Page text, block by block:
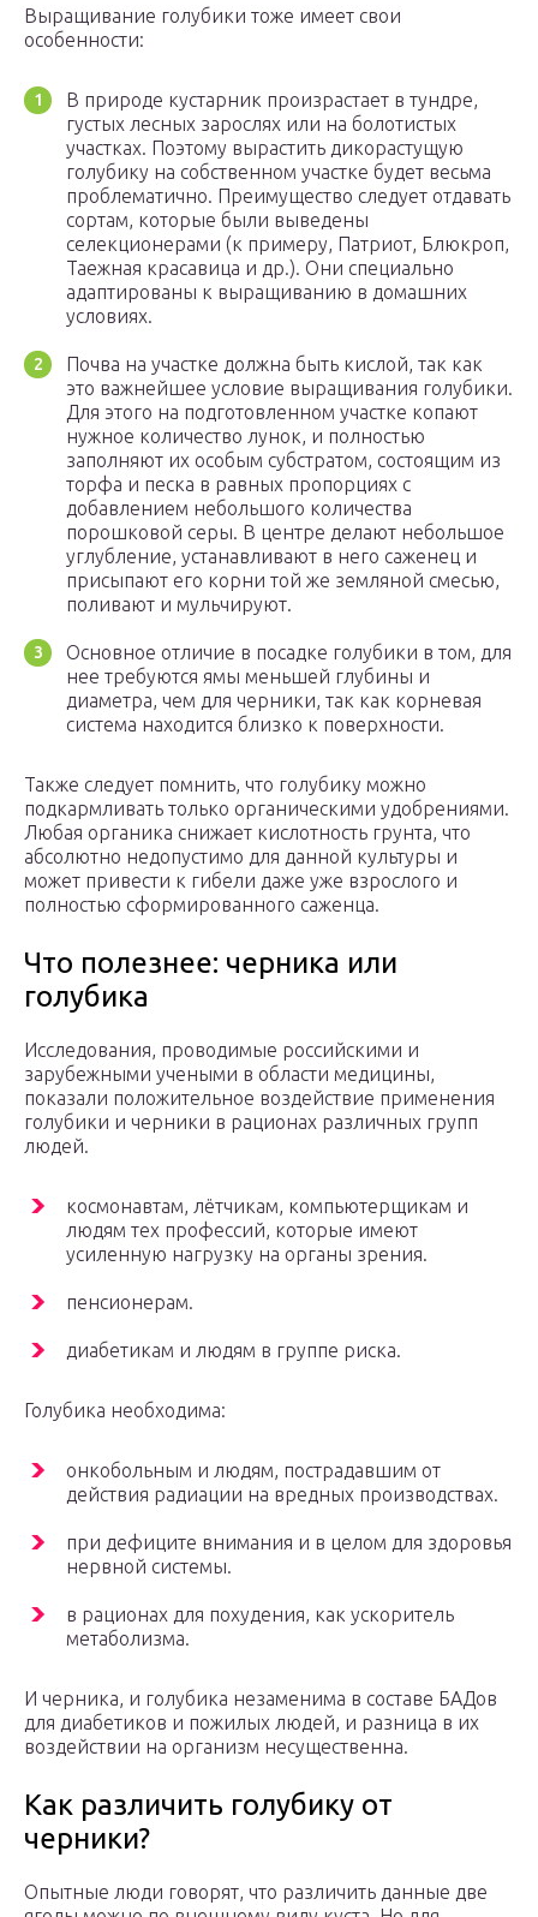
Выращивание голубики тоже имеет свои
особенности:
В природе кустарник произрастает в тундре,
густых лесных зарослях или на болотистых
участках. Поэтому вырастить дикорастущую
голубику на собственном участке будет весьма
проблематично. Преимущество следует отдавать
сортам, которые были выведены
селекционерами (к примеру, Патриот, Блюкроп,
Таежная красавица и др.). Они специально
адаптированы к выращиванию в домашних
условиях.
Почва на участке должна быть кислой, так как
это важнейшее условие выращивания голубики.
Для этого на подготовленном участке копают
нужное количество лунок, и полностью
заполняют их особым субстратом, состоящим из
торфа и песка в равных пропорциях с
добавлением небольшого количества
порошковой серы. В центре делают небольшое
углубление, устанавливают в него саженец и
присыпают его корни той же земляной смесью,
поливают и мульчируют.
Основное отличие в посадке голубики в том, для
нее требуются ямы меньшей глубины и
диаметра, чем для черники, так как корневая
система находится близко к поверхности.
Также следует помнить, что голубику можно
подкармливать только органическими удобрениями.
Любая органика снижает кислотность грунта, что
абсолютно недопустимо для данной культуры и
может привести к гибели даже уже взрослого и
полностью сформированного саженца.
Что полезнее: черника или
голубика
Исследования, проводимые российскими и
зарубежными учеными в области медицины,
показали положительное воздействие применения
голубики и черники в рационах различных групп
людей.
космонавтам, лётчикам, компьютерщикам и
людям тех профессий, которые имеют
усиленную нагрузку на органы зрения.
пенсионерам.
диабетикам и людям в группе риска.
Голубика необходима:
онкобольным и людям, пострадавшим от
действия радиации на вредных производствах.
при дефиците внимания и в целом для здоровья
нервной системы.
в рационах для похудения, как ускоритель
метаболизма.
И черника, и голубика незаменима в составе БАДов
для диабетиков и пожилых людей, и разница в их
воздействии на организм несущественна.
Как различить голубику от
черники?
Опытные люди говорят, что различить данные две